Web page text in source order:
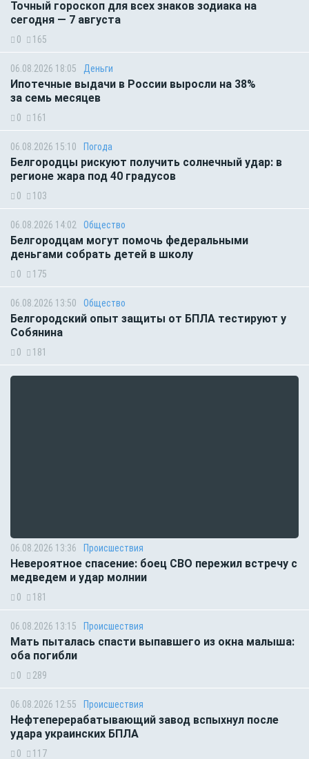
Точный гороскоп для всех знаков зодиака на
сегодня — 7 августа
0 165
06.08.2026 18:05 Деньги
Ипотечные выдачи в России выросли на 38%
за семь месяцев
0 161
06.08.2026 15:10 Погода
Белгородцы рискуют получить солнечный удар: в
регионе жара под 40 градусов
0 103
06.08.2026 14:02 Общество
Белгородцам могут помочь федеральными
деньгами собрать детей в школу
0 175
06.08.2026 13:50 Общество
Белгородский опыт защиты от БПЛА тестируют у
Собянина
0 181
06.08.2026 13:36 Происшествия
Невероятное спасение: боец СВО пережил встречу с
медведем и удар молнии
0 181
06.08.2026 13:15 Происшествия
Мать пыталась спасти выпавшего из окна малыша:
оба погибли
0 289
06.08.2026 12:55 Происшествия
Нефтеперерабатывающий завод вспыхнул после
удара украинских БПЛА
0 117